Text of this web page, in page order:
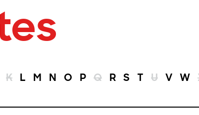
K L M N O P Q R S T U V W